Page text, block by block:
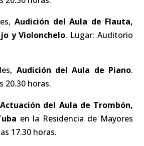
Audición del Aula de Flauta,
y Violonchelo. Lugar: Auditorio
Audición del Aula de Piano.
20.30 horas.
Actuación del Aula de Trombón,
en la Residencia de Mayores
17.30 horas.